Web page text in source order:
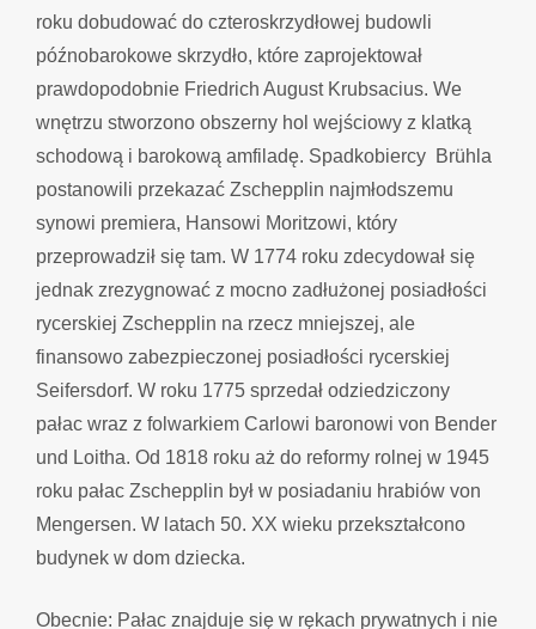
roku dobudować do czteroskrzydłowej budowli
późnobarokowe skrzydło, które zaprojektował
prawdopodobnie Friedrich August Krubsacius. We
wnętrzu stworzono obszerny hol wejściowy z klatką
schodową i barokową amfiladę. Spadkobiercy Brühla
postanowili przekazać Zschepplin najmłodszemu
synowi premiera, Hansowi Moritzowi, który
przeprowadził się tam. W 1774 roku zdecydował się
jednak zrezygnować z mocno zadłużonej posiadłości
rycerskiej Zschepplin na rzecz mniejszej, ale
finansowo zabezpieczonej posiadłości rycerskiej
Seifersdorf. W roku 1775 sprzedał odziedziczony
pałac wraz z folwarkiem Carlowi baronowi von Bender
und Loitha. Od 1818 roku aż do reformy rolnej w 1945
roku pałac Zschepplin był w posiadaniu hrabiów von
Mengersen. W latach 50. XX wieku przekształcono
budynek w dom dziecka.
Obecnie: Pałac znajduje się w rękach prywatnych i nie